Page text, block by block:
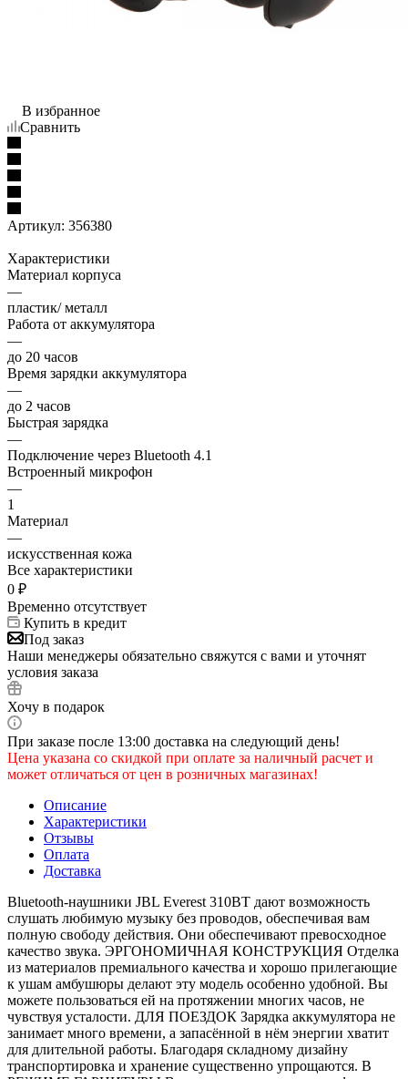
В избранное
Сравнить
Артикул: 356380
Характеристики
Материал корпуса
—
пластик/ металл
Работа от аккумулятора
—
до 20 часов
Время зарядки аккумулятора
—
до 2 часов
Быстрая зарядка
—
Подключение через Bluetooth 4.1
Встроенный микрофон
—
1
Материал
—
искусственная кожа
Все характеристики
0 ₽
Временно отсутствует
Купить в кредит
Под заказ
Наши менеджеры обязательно свяжутся с вами и уточнят
условия заказа
Хочу в подарок
При заказе после 13:00 доставка на следующий день!
Цена указана со скидкой при оплате за наличный расчет и
может отличаться от цен в розничных магазинах!
Описание
Характеристики
Отзывы
Оплата
Доставка
Bluetooth-наушники JBL Everest 310BT дают возможность
слушать любимую музыку без проводов, обеспечивая вам
полную свободу действия. Они обеспечивают превосходное
качество звука. ЭРГОНОМИЧНАЯ КОНСТРУКЦИЯ Отделка
из материалов премиального качества и хорошо прилегающие
к ушам амбушюры делают эту модель особенно удобной. Вы
можете пользоваться ей на протяжении многих часов, не
чувствуя усталости. ДЛЯ ПОЕЗДОК Зарядка аккумулятора не
занимает много времени, а запасённой в нём энергии хватит
для длительной работы. Благодаря складному дизайну
транспортировка и хранение существенно упрощаются. В